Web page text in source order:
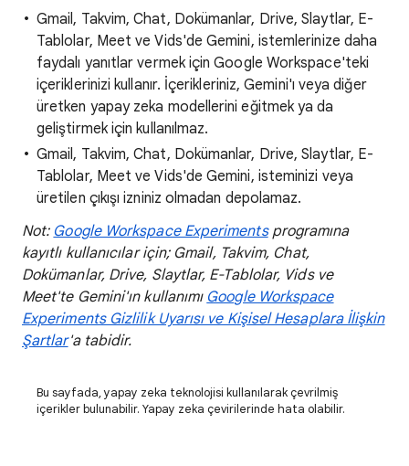
Gmail, Takvim, Chat, Dokümanlar, Drive, Slaytlar, E-
Tablolar, Meet ve Vids'de Gemini, istemlerinize daha
faydalı yanıtlar vermek için Google Workspace'teki
içeriklerinizi kullanır. İçerikleriniz, Gemini'ı veya diğer
üretken yapay zeka modellerini eğitmek ya da
geliştirmek için kullanılmaz.
Gmail, Takvim, Chat, Dokümanlar, Drive, Slaytlar, E-
Tablolar, Meet ve Vids'de Gemini, isteminizi veya
üretilen çıkışı izniniz olmadan depolamaz.
Not: Google Workspace Experimentsprogramına
kayıtlı kullanıcılar için; Gmail, Takvim, Chat,
Dokümanlar, Drive, Slaytlar, E-Tablolar, Vids ve
Meet'te Gemini'ın kullanımı Google Workspace
Experiments Gizlilik Uyarısı ve Kişisel Hesaplara İlişkin
Şartlar'a tabidir.
Bu sayfada, yapay zeka teknolojisi kullanılarak çevrilmiş
içerikler bulunabilir. Yapay zeka çevirilerinde hata olabilir.